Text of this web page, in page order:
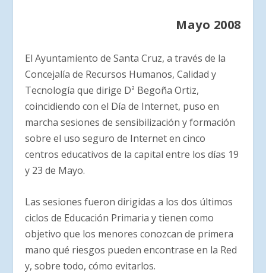
Mayo 2008
El Ayuntamiento de Santa Cruz, a través de la
Concejalía de Recursos Humanos, Calidad y
Tecnología que dirige Dª Begoña Ortiz,
coincidiendo con el Día de Internet, puso en
marcha sesiones de sensibilización y formación
sobre el uso seguro de Internet en cinco
centros educativos de la capital entre los días 19
y 23 de Mayo.
Las sesiones fueron dirigidas a los dos últimos
ciclos de Educación Primaria y tienen como
objetivo que los menores conozcan de primera
mano qué riesgos pueden encontrase en la Red
y, sobre todo, cómo evitarlos.